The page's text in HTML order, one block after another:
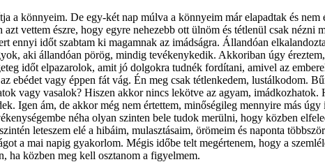
a könnyeim. De egy-két nap múlva a könnyeim már elapadtak és
vettem észre, hogy egyre nehezebb ott ülnöm és tétlenül csak
időt szabtam ki magamnak az imádságra. Állandóan
aki állandóan pörög, mindig tevékenykedik. Akkoriban úgy
időt elpazarolok, amit jó dolgokra tudnék fordítani, amivel az
ebédet vagy éppen fát vág. Én meg csak tétlenkedem, lustálkodom.
vagy vasalok? Hiszen akkor nincs lekötve az agyam,
Igen ám, de akkor még nem értettem, minőségileg mennyire más
néha olyan szinten bele tudok merülni, hogy közben
leteszem elé a hibáim, mulasztásaim, örömeim és naponta
a mai napig gyakorlom. Mégis időbe telt megértenem, hogy a
ha közben meg kell osztanom a figyelmem.